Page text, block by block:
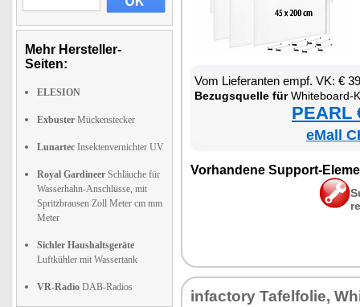
Mehr Hersteller-
Seiten:
ELESION
Exbuster Mückenstecker
Lunartec Insektenvernichter UV
Royal Gardineer Schläuche für
Wasserhahn-Anschlüsse, mit
Spritzbrausen Zoll Meter cm mm
Meter
Sichler Haushaltsgeräte
Luftkühler mit Wassertank
VR-Radio DAB-Radios
Vom Lie­fe­ran­ten empf. VK: €
Be­zugs­quel­le fürWhi­te­board-
PEARL
eMall
Vor­han­de­ne Sup­port-
in­fac­to­ry Ta­fel­fo­lie,